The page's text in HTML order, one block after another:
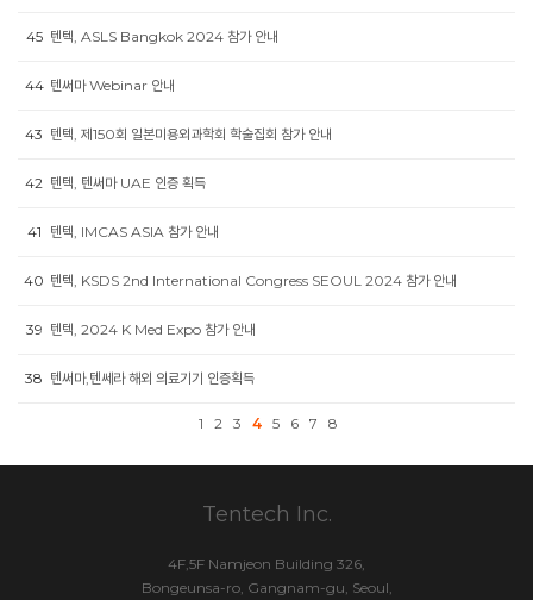
45 텐텍, ASLS Bangkok 2024 참가 안내
44 텐써마 Webinar 안내
43 텐텍, 제150회 일본미용외과학회 학술집회 참가 안내
42 텐텍, 텐써마 UAE 인증 획득
41 텐텍, IMCAS ASIA 참가 안내
40 텐텍, KSDS 2nd International Congress SEOUL 2024 참가 안내
39 텐텍, 2024 K Med Expo 참가 안내
38 텐써마,텐쎄라 해외 의료기기 인증획득
1 2 3 4 5 6 7 8
Tentech Inc.
4F,5F Namjeon Building 326,
Bongeunsa-ro, Gangnam-gu, Seoul,